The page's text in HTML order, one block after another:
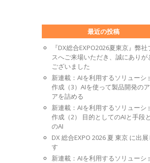
最近の投稿
『DX総合EXPO2026夏東京』弊社
スへご来場いただき、誠にありが
ございました
新連載：AIを利用するソリューシ
作成（3）AIを使って製品開発の
アを詰める
新連載：AIを利用するソリューシ
作成（2） 目的としてのAIと手段
のAI
DX 総合EXPO 2026 夏 東京 に出展
す
新連載：AIを利用するソリューシ